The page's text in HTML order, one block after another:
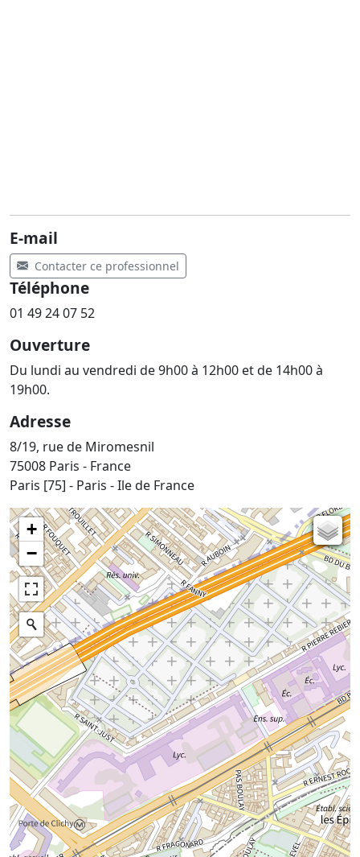
E-mail
Contacter ce professionnel
Téléphone
01 49 24 07 52
Ouverture
Du lundi au vendredi de 9h00 à 12h00 et de 14h00 à
19h00.
Adresse
8/19, rue de Miromesnil
75008 Paris - France
Paris [75] - Paris - Ile de France
+
−
Carte de l'état-major (1820-1866)
Parcellaire cadastral
Plan IGN